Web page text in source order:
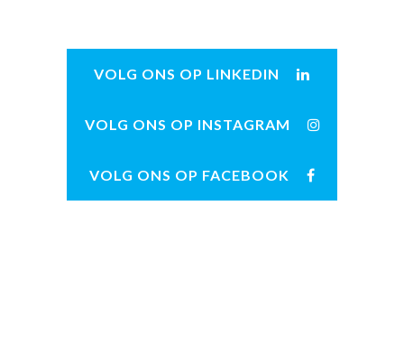
VOLG ONS OP LINKEDIN
VOLG ONS OP INSTAGRAM
VOLG ONS OP FACEBOOK